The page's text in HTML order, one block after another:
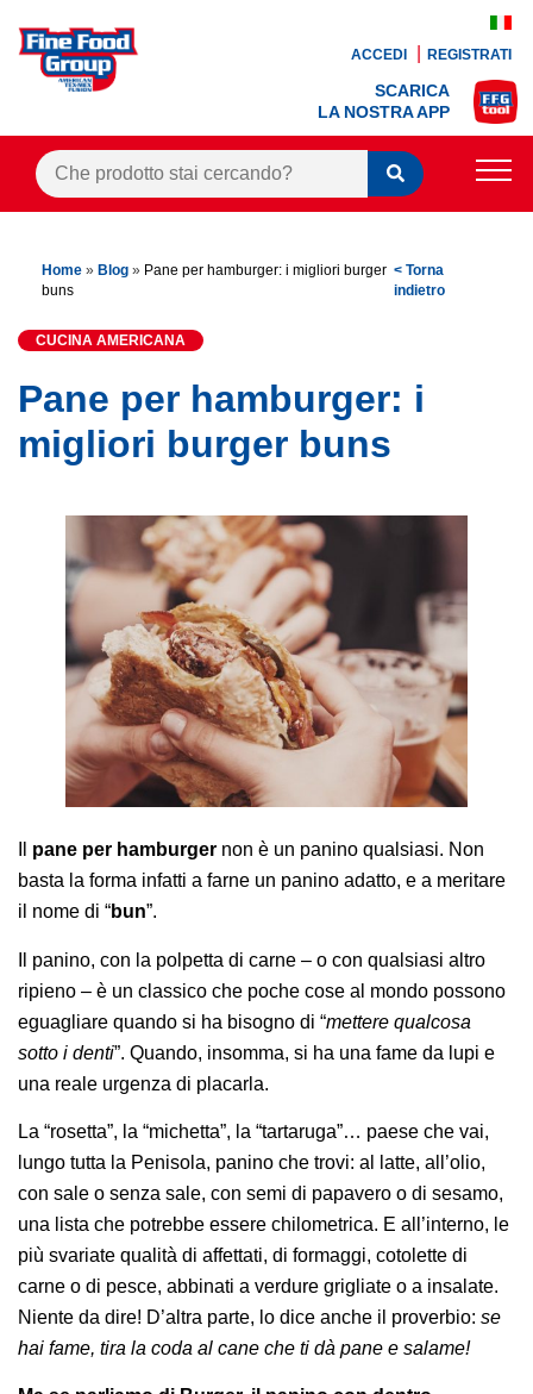
ACCEDI REGISTRATI
SCARICA
LA NOSTRA APP
BLOG
RICETTE
BONUS FEDELTÀ
OFFERTE
AREA AGENTI
Home » Blog » Pane per hamburger: i migliori burger
buns
< Torna
indietro
CUCINA AMERICANA
Pane per hamburger: i
migliori burger buns
pane per hamburger non è un panino qualsiasi. Non
basta la forma infatti a farne un panino adatto, e a meritare
il nome di “bun”.
Il panino, con la polpetta di carne – o con qualsiasi altro
ripieno – è un classico che poche cose al mondo possono
eguagliare quando si ha bisogno di “mettere qualcosa
sotto i denti”. Quando, insomma, si ha una fame da lupi e
una reale urgenza di placarla.
La “rosetta”, la “michetta”, la “tartaruga”… paese che vai,
lungo tutta la Penisola, panino che trovi: al latte, all’olio,
con sale o senza sale, con semi di papavero o di sesamo,
una lista che potrebbe essere chilometrica. E all’interno, le
più svariate qualità di affettati, di formaggi, cotolette di
carne o di pesce, abbinati a verdure grigliate o a insalate.
Niente da dire! D’altra parte, lo dice anche il proverbio: se
hai fame, tira la coda al cane che ti dà pane e salame!